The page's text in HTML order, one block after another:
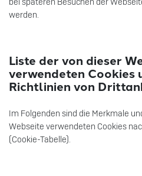
bei späteren Besuchen der
werden.
Liste der von dieser
verwendeten Cookies
Richtlinien von
Im Folgenden sind die Merkmale
Webseite verwendeten Cookies
(Cookie-Tabelle).